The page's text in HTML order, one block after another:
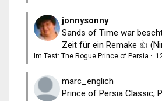
jonnysonny
Sands of Time war
Zeit für ein Remake 👍
Im Test: The Rogue Prince of Persia ·
marc_englich
Prince of Persia Classic,